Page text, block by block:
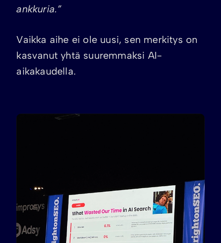
ankkuria.”
Vaikka aihe ei ole uusi, sen merkitys on
kasvanut yhtä suuremmaksi AI-
aikakaudella.